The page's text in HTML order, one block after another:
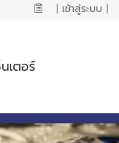
| เข้าสู่ระบบ |
เตอร์